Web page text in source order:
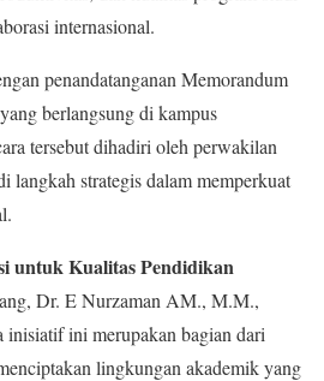
internasional.
penandatanganan Memorandum
berlangsung di kampus
tersebut dihadiri oleh perwakilan
langkah strategis dalam memperkuat
untuk Kualitas Pendidikan
Dr. E Nurzaman AM., M.M.,
ini merupakan bagian dari
lingkungan akademik yang